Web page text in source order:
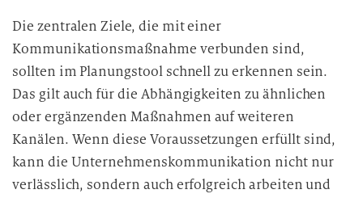
Die zentralen Ziele, die mit einer
Kommunikationsmaßnahme verbunden sind,
sollten im Planungstool schnell zu erkennen sein.
Das gilt auch für die Abhängigkeiten zu ähnlichen
oder ergänzenden Maßnahmen auf weiteren
Kanälen. Wenn diese Voraussetzungen erfüllt sind,
kann die Unternehmenskommunikation nicht nur
verlässlich, sondern auch erfolgreich arbeiten und